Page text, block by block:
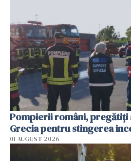
Pompierii români, pregătiţi
Grecia pentru stingerea
01 AUGUST 2026